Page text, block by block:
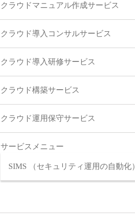
クラウドマニュアル作成サービス
クラウド導入コンサルサービス
クラウド導入研修サービス
クラウド構築サービス
クラウド運用保守サービス
サービスメニュー
SIMS （セキュリティ運用の自動化）